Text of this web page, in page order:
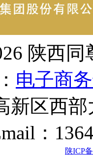
陕西
电子商
新区西
：
陕ICP